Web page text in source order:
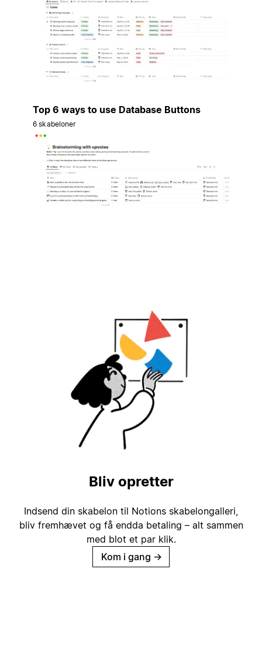
Top 6 ways to use Database Buttons
6 skabeloner
Bliv opretter
Indsend din skabelon til Notions skabelongalleri,
bliv fremhævet og få endda betaling – alt sammen
med blot et par klik.
Kom i gang →